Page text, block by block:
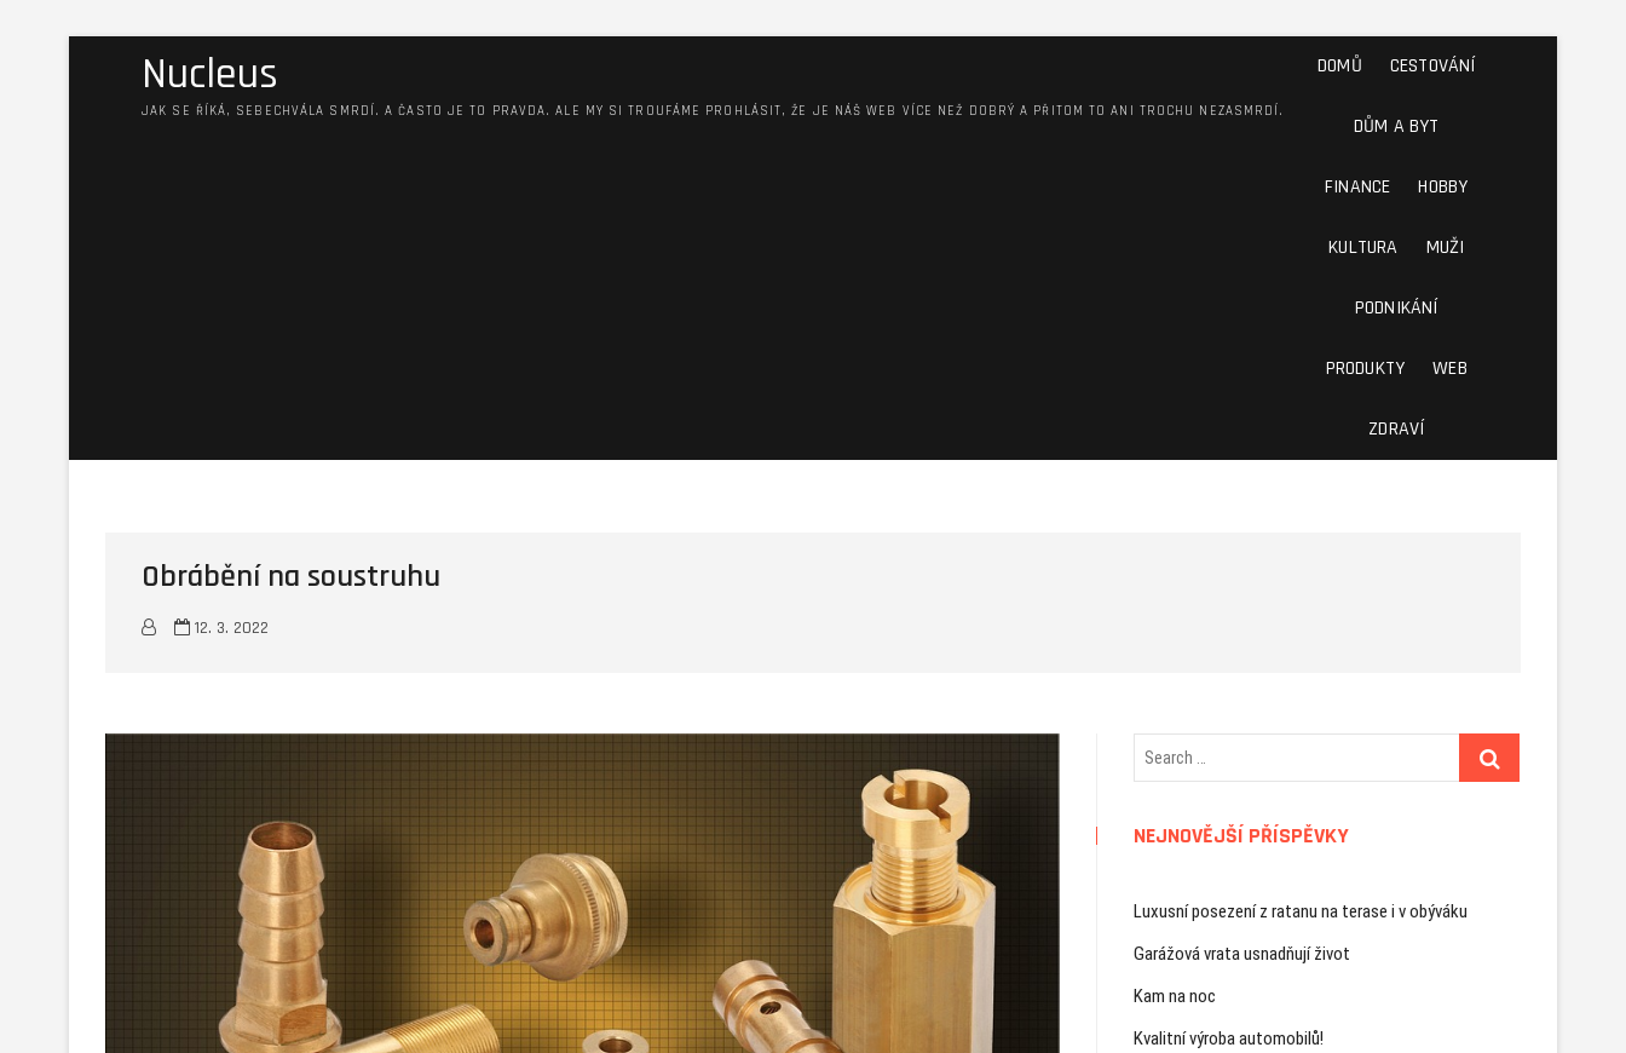
Nucleus
JAK SE ŘÍKÁ, SEBECHVÁLA SMRDÍ. A ČASTO JE TO PRAVDA. ALE MY SI TROUFÁME PROHLÁSIT, ŽE JE NÁŠ WEB VÍCE NEŽ DOBRÝ A PŘITOM TO ANI TROCHU NEZASMRDÍ.
DOMŮ CESTOVÁNÍ
DŮM A BYT
FINANCE HOBBY
KULTURA MUŽI
PODNIKÁNÍ
PRODUKTY WEB
ZDRAVÍ
Obrábění na soustruhu
12. 3. 2022
NEJNOVĚJŠÍ PŘÍSPĚVKY
Luxusní posezení z ratanu na terase i v obýváku
Garážová vrata usnadňují život
Kam na noc
Kvalitní výroba automobilů!